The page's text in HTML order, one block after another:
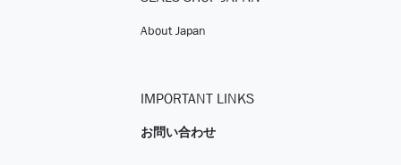
About Japan
IMPORTANT LINKS
お問い合わせ